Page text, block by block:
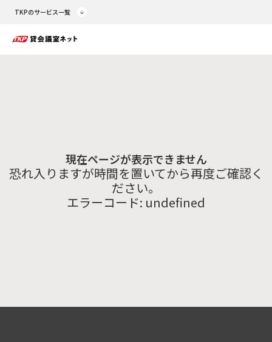
TKPのサービス一覧
現在ページが表示できません
恐れ入りますが時間を置いてから再度ご確認く
ださい。
エラーコード: undefined